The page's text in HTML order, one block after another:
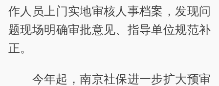
作人员上门实地审核人事档案，发现问
题现场明确审批意见、指导单位规范补
正。
今年起，南京社保进一步扩大预审